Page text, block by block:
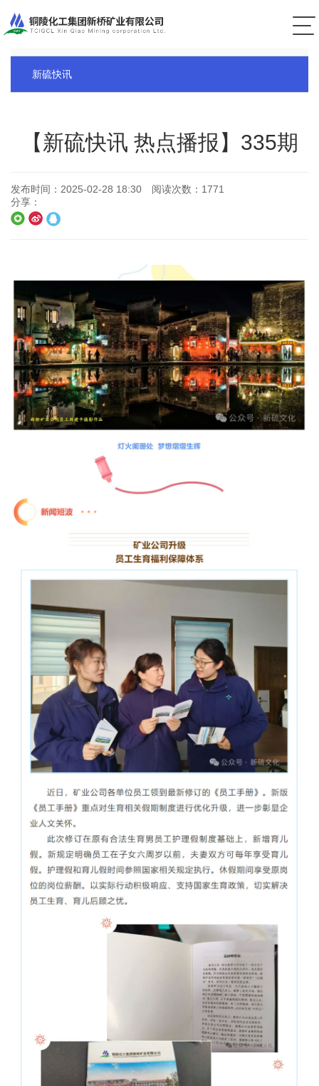
新硫快讯
【新硫快讯 热点播报】335期
发布时间： 2025-02-28 18:30 阅读次数： 1771
分享：